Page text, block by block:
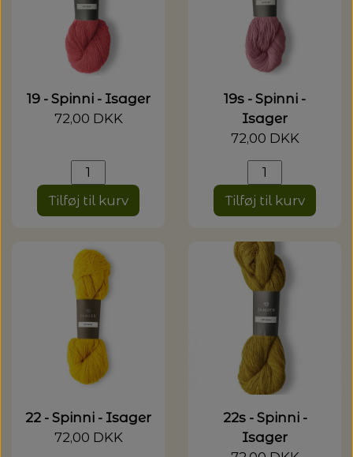
19 - Spinni - Isager
72,00 DKK
Tilføj til kurv
19s - Spinni -
Isager
72,00 DKK
Tilføj til kurv
22 - Spinni - Isager
72,00 DKK
22s - Spinni -
Isager